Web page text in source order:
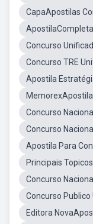
CapaApostilas
Concurso
Concurso TRE
Apostila
Concurso
Concurso
Apostila Para
Principais
Concurso
Concurso Publico
Editora